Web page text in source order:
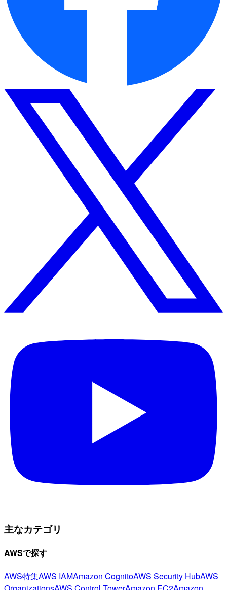
主なカテゴリ
AWSで探す
AWS特集AWS IAMAmazon CognitoAWS Security HubAWS